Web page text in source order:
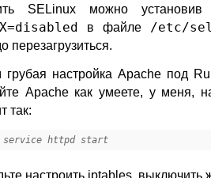
SELinux можно установив
в файле /etc/
перезагрузиться.
грубая настройка Apache под
Apache как умеете, у меня,
так:
service httpd start
настроить iptables, выключить